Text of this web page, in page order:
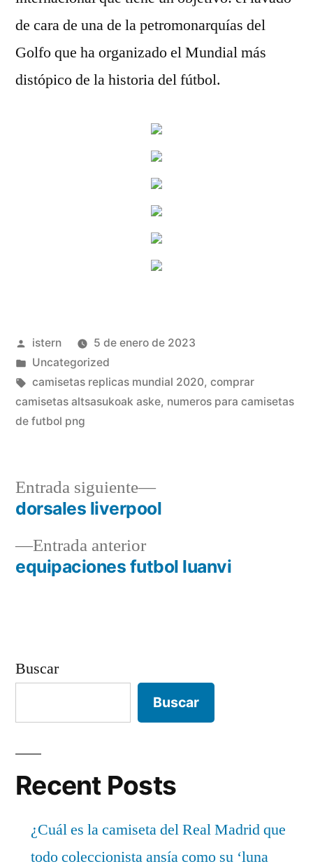
de cara de una de la petromonarquías del
Golfo que ha organizado el Mundial más
distópico de la historia del fútbol.
Publicado
por
istern
5 de enero de 2023
Publicado
en
Uncategorized
Etiquetas:
camisetas replicas mundial 2020, comprar
camisetas altsasukoak aske, numeros para camisetas
de futbol png
Navegación
de
entradas
Entrada anteriorEntrada
anterior:
equipaciones futbol luanvi
Entrada siguiente
Entrada
siguiente:
dorsales liverpool
Buscar
Buscar
Recent Posts
¿Cuál es la camiseta del Real Madrid que
todo coleccionista ansía como su ‘luna